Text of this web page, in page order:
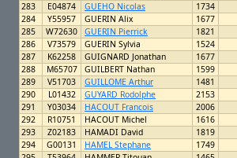
283
E04874 GUEHO Nicolas 1734
284
Y55957 GUERIN Alix 1677
285
W72630 GUERIN Pierrick 1821
286
V73579 GUERIN Sylvia 1524
287
K62258 GUIGNARD Jonathan 1677
288
M65707 GUILBERT Nathan 1599
289
V51703 GUILLOME Arthur 1481
290
L01432 GUYARD Rodolphe 2153
291
Y03034 HACOUT Francois 2006
292
R10751 HACOUT Michel 1616
293
Z02183 HAMADI David 1819
294
G00131 HAMEL Stephane 1749